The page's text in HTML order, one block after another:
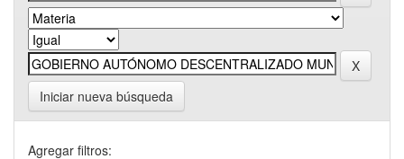
Iniciar nueva búsqueda
Agregar filtros: